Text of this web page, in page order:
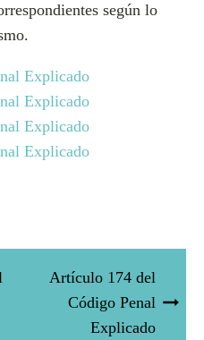
según lo
Explicado
Explicado
Explicado
Explicado
Artículo 174 del
Código Penal
Explicado